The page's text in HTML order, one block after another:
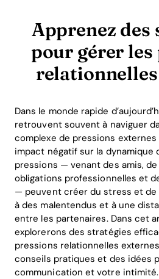
Apprenez des
pour gérer les
Dans le monde rapide
retrouvent souvent à naviguer
complexe de pressions
impact négatif sur la dynamique
pressions — venant des amis, de
obligations professionnelles et
— peuvent créer du stress et de
à des malentendus et à une
entre les partenaires. Dans cet
explorerons des stratégies
pressions relationnelles
conseils pratiques et des idées
communication et votre intimité.